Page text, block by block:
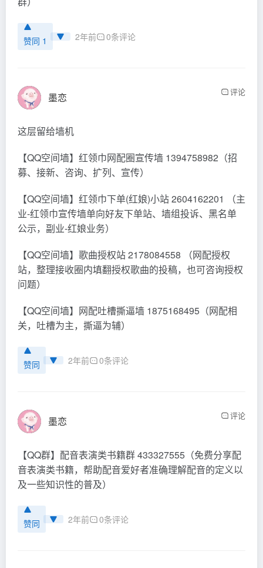
赞同 1 2年前 0条评论
墨恋 评论
这层留给墙机
【QQ空间墙】红领巾网配圈宣传墙 1394758982（招
募、接新、咨询、扩列、宣传）
【QQ空间墙】红领巾下单(红娘)小站 2604162201 （主
业-红领巾宣传墙单向好友下单站、墙组投诉、黑名单
公示，副业-红娘业务）
【QQ空间墙】歌曲授权站 2178084558 （网配授权
站，整理接收圈内填翻授权歌曲的投稿，也可咨询授权
问题）
【QQ空间墙】网配吐槽撕逼墙 1875168495（网配相
关，吐槽为主，撕逼为辅）
赞同 2年前 0条评论
墨恋 评论
【QQ群】配音表演类书籍群 433327555（免费分享配
音表演类书籍，帮助配音爱好者准确理解配音的定义以
及一些知识性的普及）
赞同 2年前 0条评论